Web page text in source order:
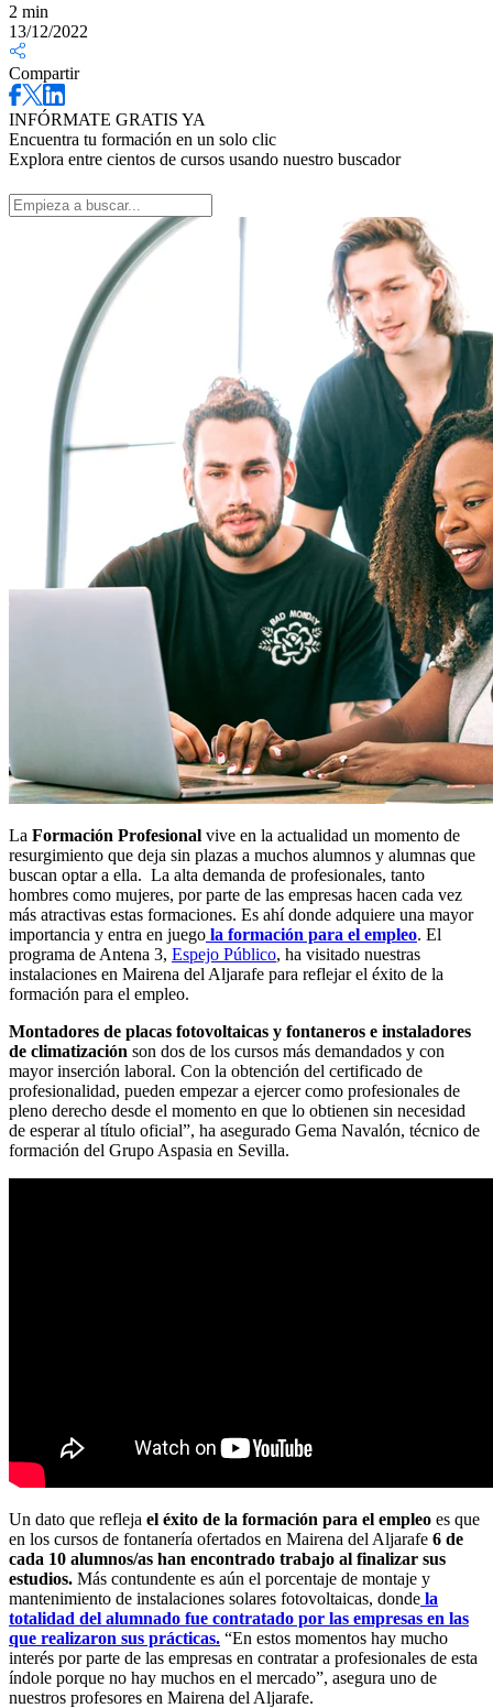
2 min
13/12/2022
Compartir
INFÓRMATE GRATIS YA
Encuentra tu formación en un solo clic
Explora entre cientos de cursos usando nuestro buscador
La Formación Profesional vive en la actualidad un momento de
resurgimiento que deja sin plazas a muchos alumnos y alumnas que
buscan optar a ella. La alta demanda de profesionales, tanto
hombres como mujeres, por parte de las empresas hacen cada vez
más atractivas estas formaciones. Es ahí donde adquiere una mayor
importancia y entra en juego la formación para el empleo. El
programa de Antena 3, Espejo Público, ha visitado nuestras
instalaciones en Mairena del Aljarafe para reflejar el éxito de la
formación para el empleo.
Montadores de placas fotovoltaicas y fontaneros e instaladores
de climatización son dos de los cursos más demandados y con
mayor inserción laboral. Con la obtención del certificado de
profesionalidad, pueden empezar a ejercer como profesionales de
pleno derecho desde el momento en que lo obtienen sin necesidad
de esperar al título oficial”, ha asegurado Gema Navalón, técnico de
formación del Grupo Aspasia en Sevilla.
Un dato que refleja el éxito de la formación para el empleo es que
en los cursos de fontanería ofertados en Mairena del Aljarafe 6 de
cada 10 alumnos/as han encontrado trabajo al finalizar sus
estudios. Más contundente es aún el porcentaje de montaje y
mantenimiento de instalaciones solares fotovoltaicas, donde la
totalidad del alumnado fue contratado por las empresas en las
que realizaron sus prácticas. “En estos momentos hay mucho
interés por parte de las empresas en contratar a profesionales de esta
índole porque no hay muchos en el mercado”, asegura uno de
nuestros profesores en Mairena del Aljarafe.